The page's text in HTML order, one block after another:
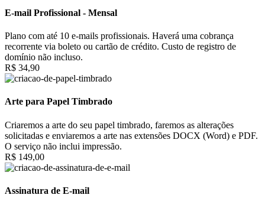
E-mail Profissional - Mensal
Plano com até 10 e-mails profissionais. Haverá uma cobrança
recorrente via boleto ou cartão de crédito. Custo de registro de
domínio não incluso.
R$ 34,90
Arte para Papel Timbrado
Criaremos a arte do seu papel timbrado, faremos as alterações
solicitadas e enviaremos a arte nas extensões DOCX (Word) e PDF.
O serviço não inclui impressão.
R$ 149,00
Assinatura de E-mail